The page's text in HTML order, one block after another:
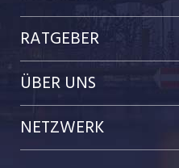
Kanton Zug
Kanton Nidwalden
Kanton Obwalden
Preise & Leistungen
Kundenlogin
Einzelinserat disponieren
Schnittstelle
RATGEBER
Job-News
Job-Tipps
Job-Storys
ÜBER UNS
Portrait
NETZWERK